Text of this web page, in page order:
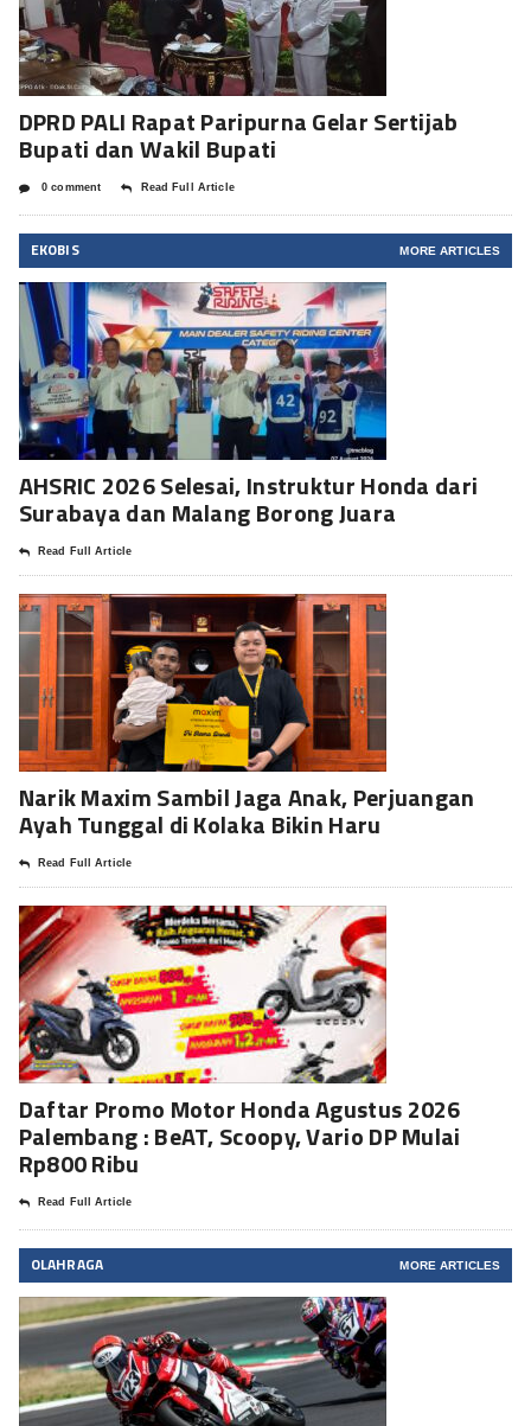
DPRD PALI Rapat Paripurna Gelar Sertijab
Bupati dan Wakil Bupati
0 comment Read Full Article
EKOBIS MORE ARTICLES
AHSRIC 2026 Selesai, Instruktur Honda dari
Surabaya dan Malang Borong Juara
Read Full Article
Narik Maxim Sambil Jaga Anak, Perjuangan
Ayah Tunggal di Kolaka Bikin Haru
Read Full Article
Daftar Promo Motor Honda Agustus 2026
Palembang : BeAT, Scoopy, Vario DP Mulai
Rp800 Ribu
Read Full Article
OLAHRAGA MORE ARTICLES